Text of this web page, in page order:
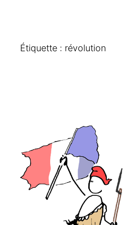
Étiquette : révolution